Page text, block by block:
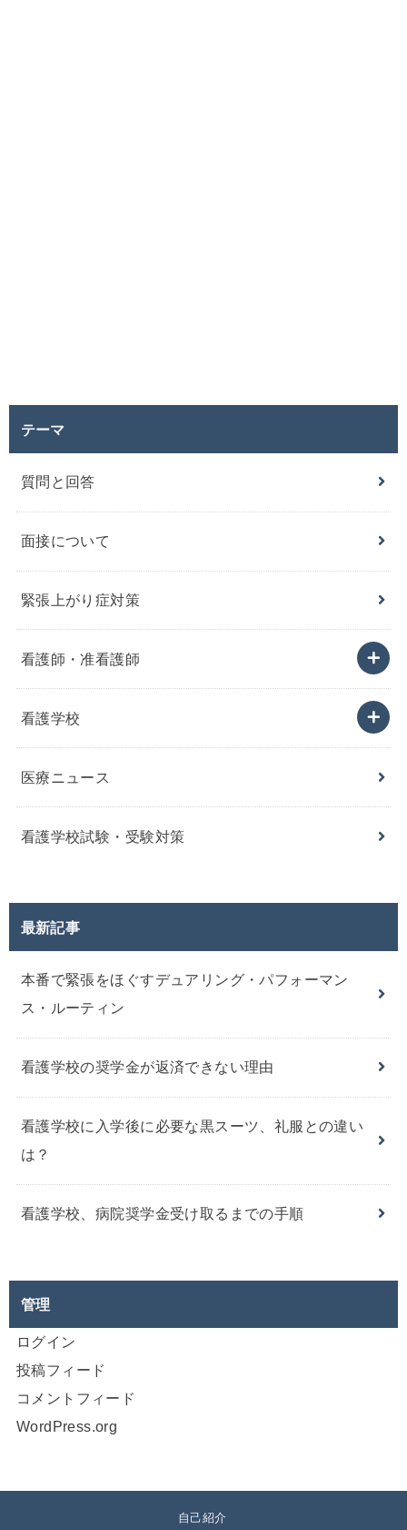
テーマ
質問と回答
面接について
緊張上がり症対策
看護師・准看護師
看護学校
医療ニュース
看護学校試験・受験対策
最新記事
本番で緊張をほぐすデュアリング・パフォーマン
ス・ルーティン
看護学校の奨学金が返済できない理由
看護学校に入学後に必要な黒スーツ、礼服との違い
は？
看護学校、病院奨学金受け取るまでの手順
管理
ログイン
投稿フィード
コメントフィード
WordPress.org
自己紹介